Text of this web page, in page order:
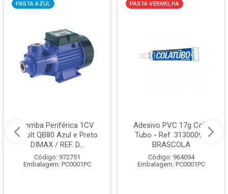
PASTA AZUL
Bomba Periférica 1CV
Bivolt QB80 Azul e Preto
DIMAX / REF. D...
Código: 972751
Embalagem: PC0001PC
PASTA VERMELHA
Adesivo PVC 17g Cola
Tubo - Ref. 3130009 -
BRASCOLA
Código: 964094
Embalagem: PC0001PC